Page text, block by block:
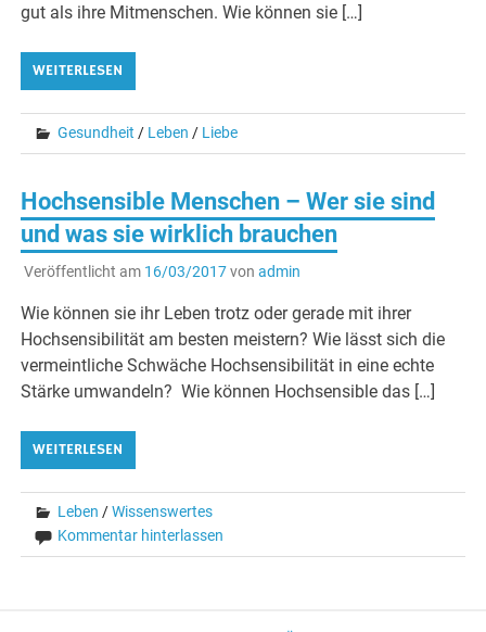
gut als ihre Mitmenschen. Wie können sie […]
WEITERLESEN
Gesundheit / Leben / Liebe
Hochsensible Menschen – Wer sie sind
und was sie wirklich brauchen
Veröffentlicht am 16/03/2017von admin
Wie können sie ihr Leben trotz oder gerade mit ihrer
Hochsensibilität am besten meistern? Wie lässt sich die
vermeintliche Schwäche Hochsensibilität in eine echte
Stärke umwandeln? Wie können Hochsensible das […]
WEITERLESEN
Leben /Wissenswertes
Kommentar hinterlassen